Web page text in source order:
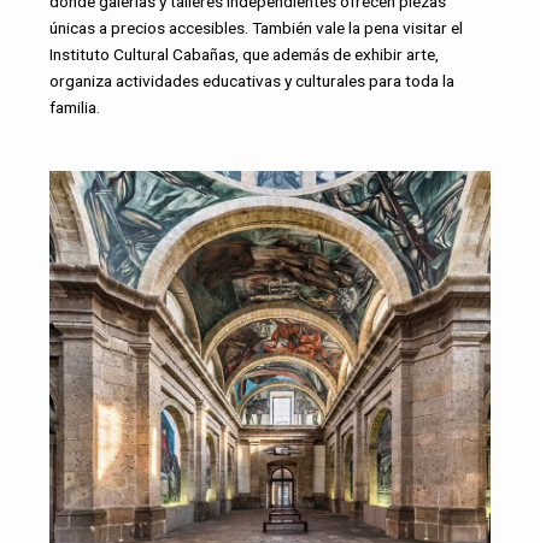
únicas a precios accesibles. También vale la pena visitar el
Instituto Cultural Cabañas, que además de exhibir arte,
organiza actividades educativas y culturales para toda la
familia.